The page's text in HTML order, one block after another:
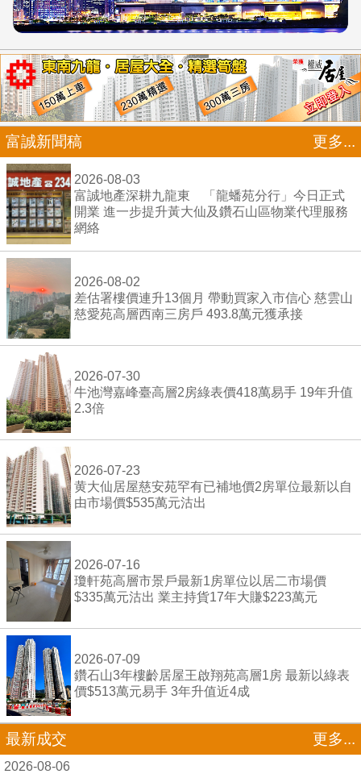
富誠新聞稿 更多...
2026-08-03
富誠地產深耕九龍東 「龍蟠苑分行」今日正式
開業 進一步提升黃大仙及鑽石山區物業代理服務
網絡
2026-08-02
差估署樓價連升13個月 帶動買家入市信心 慈雲山
慈愛苑高層西南三房戶 493.8萬元獲承接
2026-07-30
牛池灣嘉峰臺高層2房綠表價418萬易手 19年升值
2.3倍
2026-07-23
黄大仙居屋慈安苑罕有已補地價2房單位最新以自
由市場價$535萬元沽出
2026-07-16
瓊軒苑高層市景戶最新1房單位以居二市場價
$335萬元沽出 業主持貨17年大賺$223萬元
2026-07-09
鑽石山3年樓齡居屋王啟翔苑高層1房 最新以綠表
價$513萬元易手 3年升值近4成
最新成交 更多...
2026-08-06